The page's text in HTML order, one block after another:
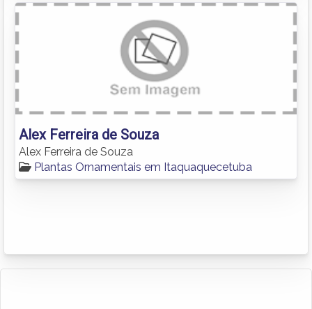
Alex Ferreira de Souza
Alex Ferreira de Souza
Plantas Ornamentais em Itaquaquecetuba